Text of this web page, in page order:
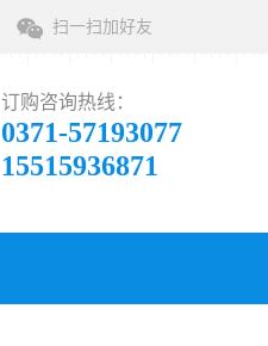
扫一扫加好友
订购咨询热线：
0371-57193077
15515936871